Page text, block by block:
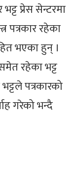
प्रेस सेन्टरमा
पत्रकार रहेका
भएका हुन् ।
रहेका भट्ट
पत्रकारको
गरेको भन्दै